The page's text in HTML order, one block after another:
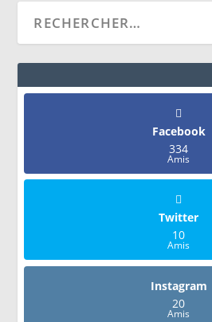
Facebook
334
Amis
Twitter
10
Amis
Instagram
20
Amis